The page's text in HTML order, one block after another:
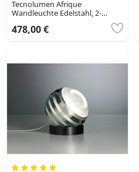
Tecnolumen Afrique
Wandleuchte Edelstahl, 2-
478,00 €